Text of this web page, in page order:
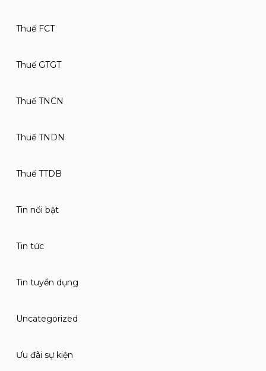
Thuế FCT
Thuế GTGT
Thuế TNCN
Thuế TNDN
Thuế TTDB
Tin nổi bật
Tin tức
Tin tuyển dụng
Uncategorized
Ưu đãi sự kiện